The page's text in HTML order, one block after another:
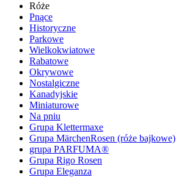
Róże
Pnące
Historyczne
Parkowe
Wielkokwiatowe
Rabatowe
Okrywowe
Nostalgiczne
Kanadyjskie
Miniaturowe
Na pniu
Grupa Klettermaxe
Grupa MärchenRosen (róże bajkowe)
grupa PARFUMA®
Grupa Rigo Rosen
Grupa Eleganza